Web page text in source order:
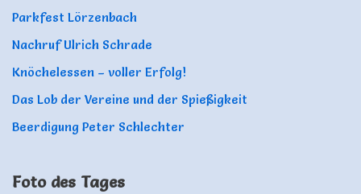
Parkfest Lörzenbach
Nachruf Ulrich Schrade
Knöchelessen – voller Erfolg!
Das Lob der Vereine und der Spießigkeit
Beerdigung Peter Schlechter
Foto des Tages